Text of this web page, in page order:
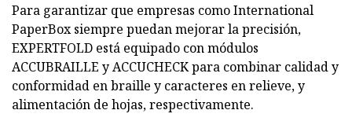
Para garantizar que empresas como International
PaperBox siempre puedan mejorar la precisión,
EXPERTFOLD está equipado con módulos
ACCUBRAILLE y ACCUCHECK para combinar calidad y
conformidad en braille y caracteres en relieve, y
alimentación de hojas, respectivamente.